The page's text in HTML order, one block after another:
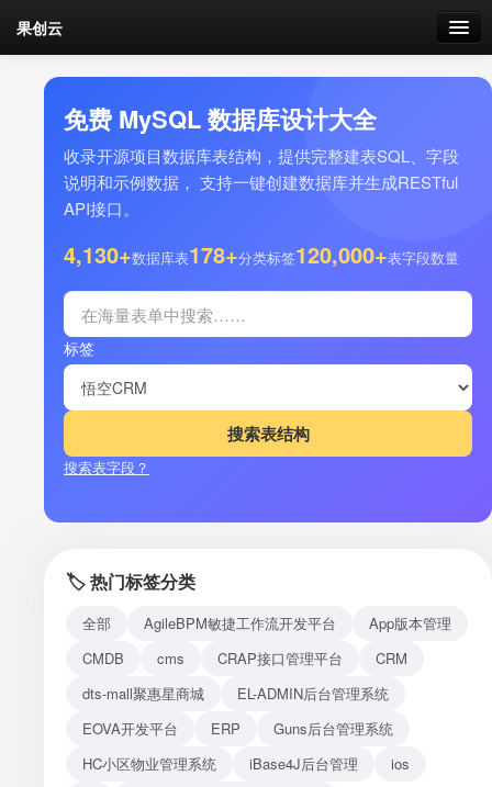
果创云
数据表单
API接口
云存储
剩余接口流量
加流量
接口测试
免费 MySQL 数据库设计大全
收录开源项目数据库表结构，提供完整建表SQL、字段
说明和示例数据， 支持一键创建数据库并生成RESTful
API接口。
4,130+数据库表178+分类标签120,000+表字段数量
标签
搜索表字段？
🏷️ 热门标签分类
全部 AgileBPM敏捷工作流开发平台
App版本管理
CMDB
cms CRAP接口管理平台
CRM
dts-mall聚惠星商城
EL-ADMIN后台管理系统
EOVA开发平台
ERP
Guns后台管理系统
HC小区物业管理系统
iBase4J后台管理
ios